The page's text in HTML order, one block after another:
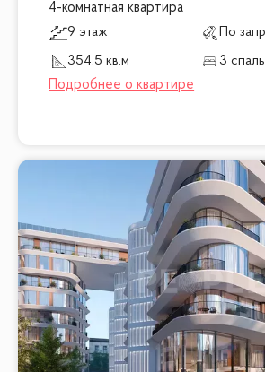
4-комнатная квартира
9 этаж
По
354.5 кв.м
3